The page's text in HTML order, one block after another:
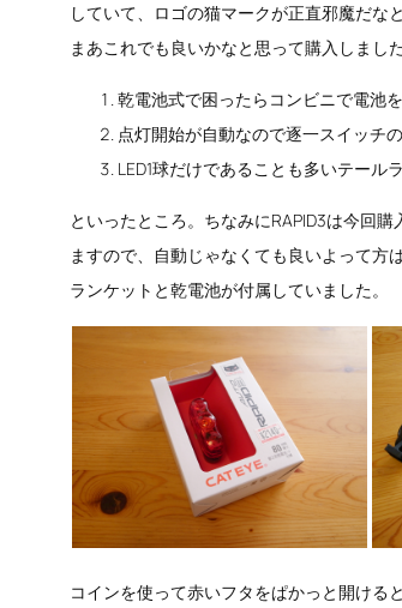
していて、ロゴの猫マークが正直邪魔だな
まあこれでも良いかなと思って購入しまし
乾電池式で困ったらコンビニで電池
点灯開始が自動なので逐一スイッチ
LED1球だけであることも多いテール
といったところ。ちなみにRAPID3は今回
ますので、自動じゃなくても良いよって方
ランケットと乾電池が付属していました。
コインを使って赤いフタをぱかっと開ける